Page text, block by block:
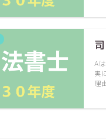
A
実
理